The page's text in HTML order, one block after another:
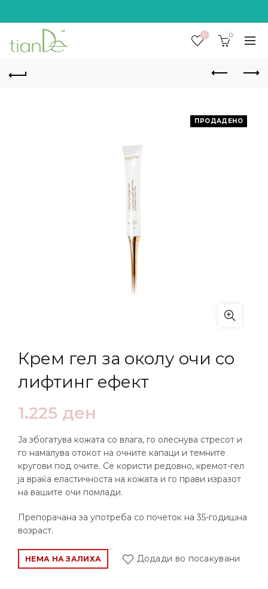
0 0
ПРОДАДЕНО
Крем гел за околу очи со
лифтинг ефект
1.225 ден
Ја збогатува кожата со влага, го олеснува стресот и
го намалува отокот на очните капаци и темните
кругови под очите. Се користи редовно, кремот-гел
ја враќа еластичноста на кожата и го прави изразот
на вашите очи помлади.
Препорачана за употреба со почеток на 35-годишна
возраст.
НЕМА НА ЗАЛИХА Додади во посакувани